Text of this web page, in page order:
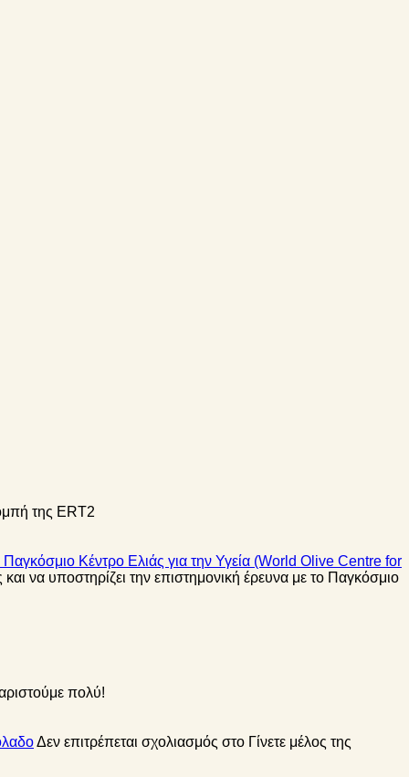
της ERT2
Παγκόσμιο Κέντρο Ελιάς για την Υγεία (World Olive Centre for
να υποστηρίζει την επιστημονική έρευνα με το Παγκόσμιο
πολύ!
Δεν επιτρέπεται σχολιασμός στο Γίνετε μέλος της